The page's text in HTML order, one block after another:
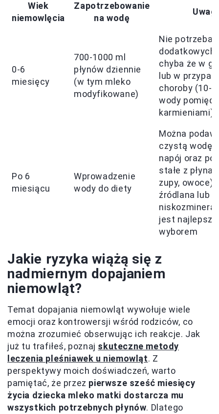
Wiek
niemowlęcia
Zapotrzebowanie
na wodę
Uwagi
0-6
miesięcy
700-1000 ml
płynów dziennie
(w tym mleko
modyfikowane)
Nie potrzeba
dodatkowych
chyba że w
lub w
choroby (10-
wody
karmieniami)
Po 6
miesiącu
Wprowadzenie
wody do diety
Można
czystą wodę
napój oraz
stałe z
zupy, owoce).
źródlana lub
jest
wyborem
Jakie ryzyka wiążą się z
nadmiernym dopajaniem
niemowląt?
Temat dopajania niemowląt wywołuje wiele
emocji oraz kontrowersji wśród rodziców, co
można zrozumieć obserwując ich reakcje. Jak
już tu trafiłeś, poznaj skuteczne metody
leczenia pleśniawek u niemowląt. Z
perspektywy moich doświadczeń, warto
pamiętać, że przez pierwsze sześć miesięcy
życia dziecka mleko matki dostarcza mu
wszystkich potrzebnych płynów. Dlatego